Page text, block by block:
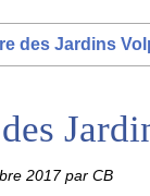
des Jardins
2017par CB